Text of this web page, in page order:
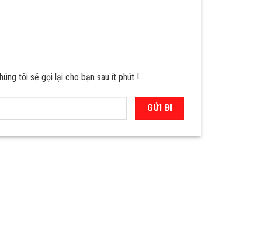
tôi sẽ gọi lại cho bạn sau ít phút !